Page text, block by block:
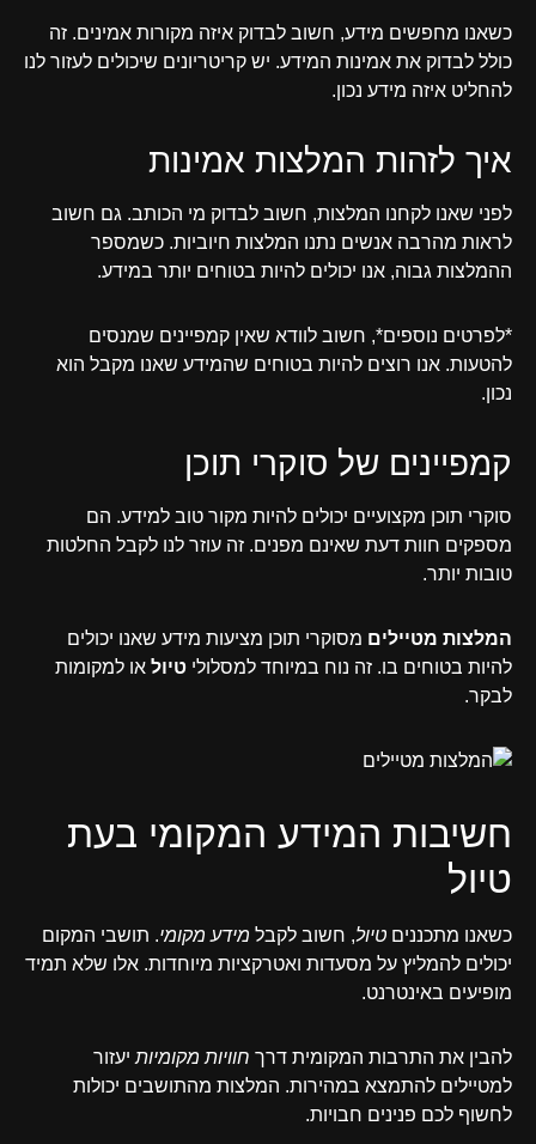
כשאנו מחפשים מידע, חשוב לבדוק איזה מקורות אמינים. זה
כולל לבדוק את אמינות המידע. יש קריטריונים שיכולים לעזור לנו
להחליט איזה מידע נכון.
איך לזהות המלצות אמינות
לפני שאנו לקחנו המלצות, חשוב לבדוק מי הכותב. גם חשוב
לראות מהרבה אנשים נתנו המלצות חיוביות. כשמספר
ההמלצות גבוה, אנו יכולים להיות בטוחים יותר במידע.
*לפרטים נוספים*, חשוב לוודא שאין קמפיינים שמנסים
להטעות. אנו רוצים להיות בטוחים שהמידע שאנו מקבל הוא
נכון.
קמפיינים של סוקרי תוכן
סוקרי תוכן מקצועיים יכולים להיות מקור טוב למידע. הם
מספקים חוות דעת שאינם מפנים. זה עוזר לנו לקבל החלטות
טובות יותר.
המלצות מטיילים מסוקרי תוכן מציעות מידע שאנו יכולים
להיות בטוחים בו. זה נוח במיוחד למסלולי טיול או למקומות
לבקר.
חשיבות המידע המקומי בעת
טיול
כשאנו מתכננים טיול, חשוב לקבל מידע מקומי. תושבי המקום
יכולים להמליץ על מסעדות ואטרקציות מיוחדות. אלו שלא תמיד
מופיעים באינטרנט.
להבין את התרבות המקומית דרך חוויות מקומיות יעזור
למטיילים להתמצא במהירות. המלצות מהתושבים יכולות
לחשוף לכם פנינים חבויות.